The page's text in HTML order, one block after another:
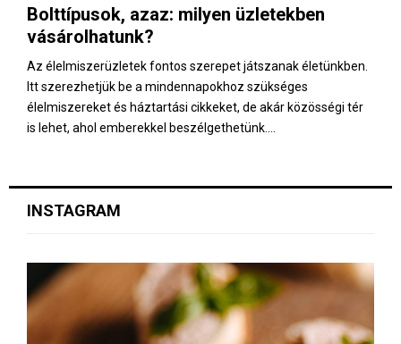
N
U
Bolttípusok, azaz: milyen üzletekben
vásárolhatunk?
Az élelmiszerüzletek fontos szerepet játszanak életünkben.
Itt szerezhetjük be a mindennapokhoz szükséges
élelmiszereket és háztartási cikkeket, de akár közösségi tér
is lehet, ahol emberekkel beszélgethetünk....
INSTAGRAM